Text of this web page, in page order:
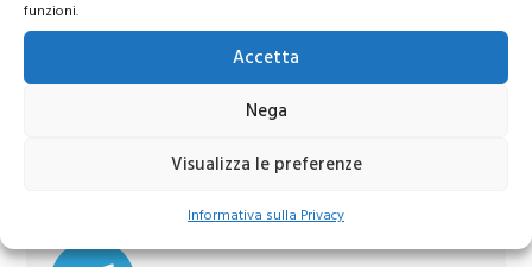
funzioni.
Accetta
Nega
Visualizza le preferenze
Informativa sulla Privacy
Azioni Bance Europee
Azioni banche europee da mettere nel mirino nei